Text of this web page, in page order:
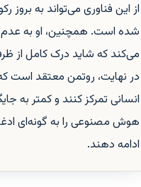
از این فناوری می‌تواند به
شده است. همچنین، او به عدم
می‌کند که شاید درک کامل از
در نهایت، روتمن معتقد است
انسانی تمرکز کنند و کمتر به
هوش مصنوعی را به گونه‌ای
ادامه دهند.